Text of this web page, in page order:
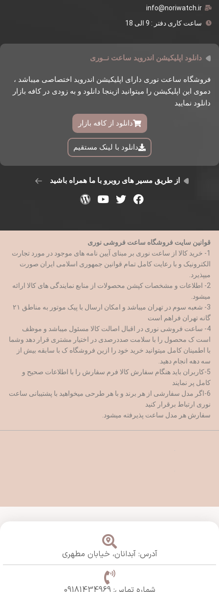
info@noriwatch.ir
ساعت کاری دفتر : 9 الی 18
دانلود اپلیکیشن اندروید ساعت نــوری
فروشگاه ساعت نوری دارای اپلیکیشن اندروید اختصاصی میباشد ،
دموی این اپلیکیشن را میتوانید ازینجا دانلود و به زودی در کافه بازار
دانلود نمایید
دانلود از کافه بازار
دانلود با لینک مستقیم
از طریق مسیر های روبرو با ما همراه باشید
قوانین سایت فروشگاه ساعت فروشی نوری
1- خرید کالا از ساعت نوری بر مبنای آیین نامه های موجود در مورد تجارت
الکترونیک و با رعایت کامل تمام قوانین جمهوری اسلامی ایران صورت
میپذیرد.
2- اطلاعات و مشخصات کپشن محصولات از منابع نمایندگی های کالا ارائه
میشود.
3- شعبه سوم در تهران میباشد و امکان ارسال با پیک موتور به مناطق ۲۱
گانه تهران فراهم است
4- ساعت فروشی نوری در اقبال اصالت کالا مسئول میباشد و موظف
است ک محصول را با سلامت صددرصدی در اختیار مشتری قرار دهد وشما
با اطمینان کامل میتوانید خرید خود را ازین فروشگاه ک با سابقه بیش از
سه دهه انجام دهید.
5-کاربران باید هنگام سفارش کالا فرم سفارش را با اطلاعات صحیح و
کامل پر نمایند
6-اگر مدل سفارشی از هر برند و با هر طرحی میخواهید با پشتیبانی ساعت
نوری ارتباط برقرار کنید
سفارش هر مدل ساعت پذیرفته میشود.
آدرس: آبدانان، خیابان مطهری